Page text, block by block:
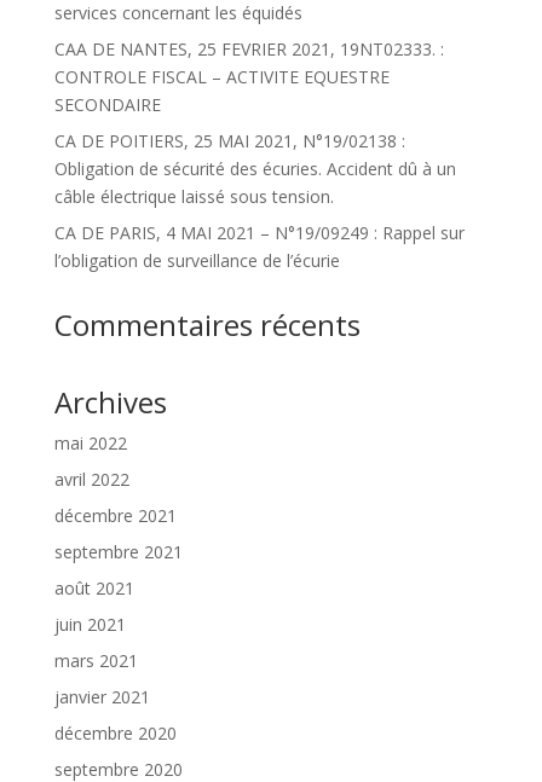
services concernant les équidés
CAA DE NANTES, 25 FEVRIER 2021, 19NT02333. :
CONTROLE FISCAL – ACTIVITE EQUESTRE
SECONDAIRE
CA DE POITIERS, 25 MAI 2021, N°19/02138 :
Obligation de sécurité des écuries. Accident dû à un
câble électrique laissé sous tension.
CA DE PARIS, 4 MAI 2021 – N°19/09249 : Rappel sur
l’obligation de surveillance de l’écurie
Commentaires récents
Archives
mai 2022
avril 2022
décembre 2021
septembre 2021
août 2021
juin 2021
mars 2021
janvier 2021
décembre 2020
septembre 2020